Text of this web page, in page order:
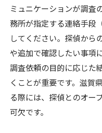
ミュニケーションが調査
務所が指定する連絡手段
してください。探偵から
や追加で確認したい事項
調査依頼の目的に応じた
くことが重要です。滋賀
る際には、探偵とのオー
可欠です。